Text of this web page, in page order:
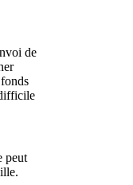
de
peut